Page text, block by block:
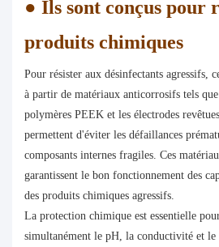
● Ils sont conçus pour
produits chimiques
Pour résister aux désinfectants agressifs,
à partir de matériaux anticorrosifs tels
polymères PEEK et les électrodes
permettent d'éviter les défaillances
composants internes fragiles. Ces
garantissent le bon fonctionnement des
des produits chimiques agressifs.
La protection chimique est essentielle
simultanément le pH, la conductivité et le